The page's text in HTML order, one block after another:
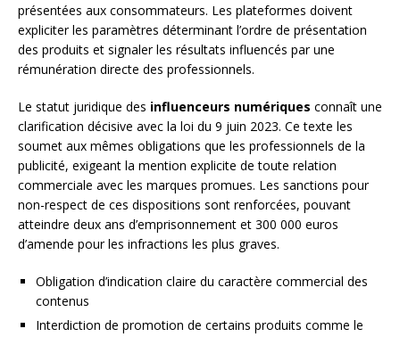
présentées aux consommateurs. Les plateformes doivent
expliciter les paramètres déterminant l’ordre de présentation
des produits et signaler les résultats influencés par une
rémunération directe des professionnels.
Le statut juridique des influenceurs numériques connaît une
clarification décisive avec la loi du 9 juin 2023. Ce texte les
soumet aux mêmes obligations que les professionnels de la
publicité, exigeant la mention explicite de toute relation
commerciale avec les marques promues. Les sanctions pour
non-respect de ces dispositions sont renforcées, pouvant
atteindre deux ans d’emprisonnement et 300 000 euros
d’amende pour les infractions les plus graves.
Obligation d’indication claire du caractère commercial des
contenus
Interdiction de promotion de certains produits comme le